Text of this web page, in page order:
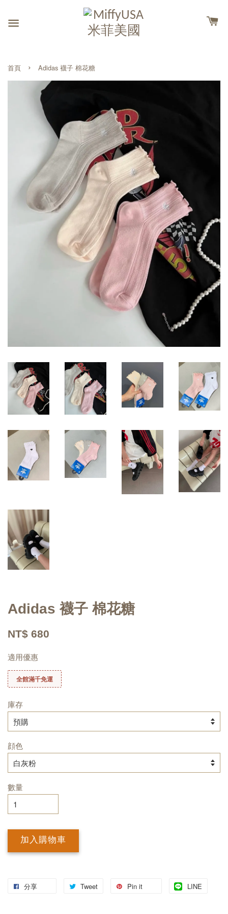
首頁 › Adidas 襪子 棉花糖
Adidas 襪子 棉花糖
NT$ 680
適用優惠
全館滿千免運
庫存
顔色
數量
加入購物車
分享 Tweet Pin it LINE